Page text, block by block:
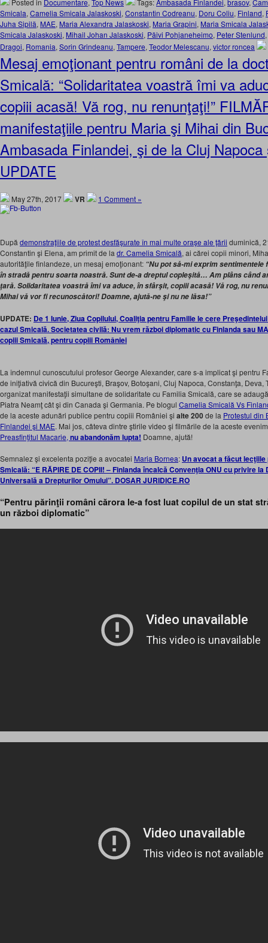
Posted in Documentare, Top News Tags:Ambasada Finlandei, brasov,
Smicala, Camelia Smicala Jalaskoski, Constantin Codreanu, Doru Coliu, Finland,
Juha Sipilä, MAE, Maria Alexandra Jalaskoski, Maria Grapini, Maria Smicala
Smicala Jalaskoski, Mihail Johan Jalaskoski, Päivi Pohjaneheimo, Peter Stenlund,
Dragoi, Romania, Sorin Grindeanu, Tampere, Teodor Melescanu, victor roncea
Mesaj emoţionant pentru români de la
Smicală: “Solidaritatea voastră îmi va
copiii acasă! Vă rog, nu renunţaţi!”
manifestaţiile pentru Maria şi Mihai din
Ambasada Finlandei, şi de la Cluj
UPDATE
May 27th, 2017 VR 1 Comment »
După demonstraţiile de protest desfăşurate în mai multe oraşe ale ţării duminică,
Constantin şi Elena, am primit de la dr. Camelia Smicală, ai cărei copii minori,
autorităţile finlandeze, un mesaj emoţionant: “Nu pot să-mi exprim
în stradă pentru soarta noastră. Sunt de-a dreptul copleşită… Am plâns când
ţară. Solidaritatea voastră îmi va aduce, în sfârşit, copiii acasă! Vă rog, nu
Mihai vă vor fi recunoscători! Doamne, ajută-ne şi nu ne lăsa!”
UPDATE: De 1 Iunie, Ziua Copilului, Coaliţia pentru Familie le cere
cazul Smicală. Societatea civilă: Nu vrem război diplomatic cu Finlanda sau
copiii Smicală, pentru copiii României
La îndemnul cunoscutului profesor George Alexander, care s-a implicat şi pentru
de iniţiativă civică din Bucureşti, Braşov, Botoşani, Cluj Napoca, Constanţa, Deva,
organizat manifestaţii simultane de solidaritate cu Familia Smicală, care se
Piatra Neamţ cât şi din Canada şi Germania. Pe blogul Camelia Smicală Vs
de la aceste adunări publice pentru copiii României şi alte 200de la Protestul din
Finlandei şi MAE. Mai jos, câteva dintre ştirile video şi filmările de la aceste
Preasfinţitul Macarie, nu abandonăm lupta! Doamne, ajută!
Semnalez şi excelenta poziţie a avocatei Maria Bornea: Un avocat a făcut
Smicală: “E RĂPIRE DE COPII! – Finlanda încalcă Convenţia ONU cu privire
Universală a Drepturilor Omului”. DOSAR JURIDICE.RO
“Pentru părinţii români cărora le-a fost luat copilul de un stat
un război diplomatic”